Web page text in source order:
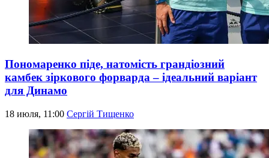
Пономаренко піде, натомість грандіозний
камбек зіркового форварда – ідеальний варіант
для Динамо
18 июля, 11:00 Сергій Тищенко